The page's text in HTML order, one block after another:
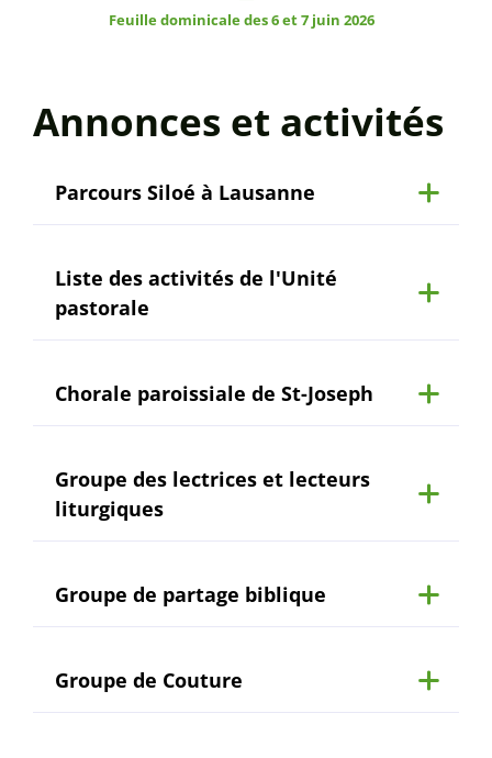
Feuille dominicale des 6 et 7 juin 2026
Annonces et activités
Parcours Siloé à Lausanne
Liste des activités de l'Unité
pastorale
Chorale paroissiale de St-Joseph
Groupe des lectrices et lecteurs
liturgiques
Groupe de partage biblique
Groupe de Couture